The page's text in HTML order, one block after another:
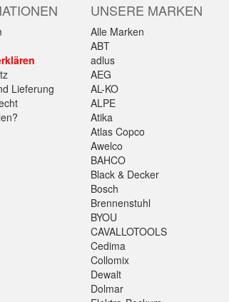
Lieferung
UNSERE MARKEN
Alle Marken
ABT
adlus
AEG
AL-KO
ALPE
Atika
Atlas Copco
Awelco
BAHCO
Black & Decker
Bosch
Brennenstuhl
BYOU
CAVALLOTOOLS
Cedima
Collomix
Dewalt
Dolmar